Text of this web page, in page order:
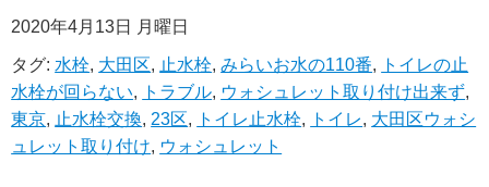
2020年4月13日 月曜日
タグ: 水栓, 大田区, 止水栓,みらいお水の110番,
トイレの止
水栓が回らない, トラブル, ウォシュレット取り付け出来ず,
東京, 止水栓交換, 23区, トイレ止水栓, トイレ, 大田区ウォシ
ュレット取り付け, ウォシュレット